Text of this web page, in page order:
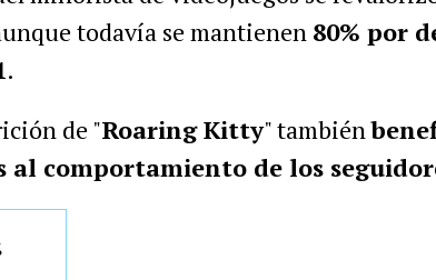
todavía se mantienen 80% por
.
de "Roaring Kitty" también
al comportamiento de los